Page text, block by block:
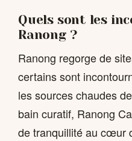
Quels sont les
Ranong ?
Ranong regorge de
certains sont
les sources chaudes
bain curatif, Ranong
de tranquillité au cœur